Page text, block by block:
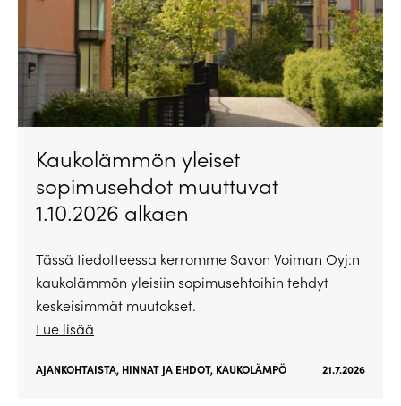
Kaukolämmön yleiset
sopimusehdot muuttuvat
1.10.2026 alkaen
Tässä tiedotteessa kerromme Savon Voiman Oyj:n
kaukolämmön yleisiin sopimusehtoihin tehdyt
keskeisimmät muutokset.
Lue lisää
AJANKOHTAISTA, HINNAT JA EHDOT, KAUKOLÄMPÖ 21.7.2026